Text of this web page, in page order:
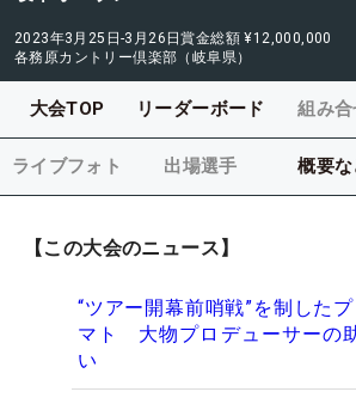
2023年3月25日-3月26日賞金総額 ¥12,000,000
各務原カントリー倶楽部（岐阜県）
大会TOP リーダーボード 組み合
ライブフォト 出場選手 概要
【この大会のニュース】
“ツアー開幕前哨戦”を制した
マト 大物プロデューサーの
い